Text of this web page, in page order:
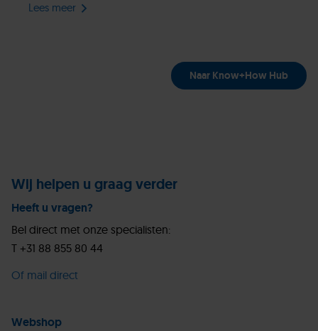
Lees meer
Naar Know+How Hub
Wij helpen u graag verder
Heeft u vragen?
Bel direct met onze specialisten:
T +31 88 855 80 44
Of mail direct
Webshop